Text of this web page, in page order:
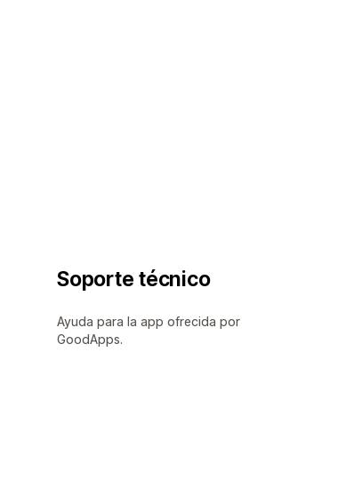
Soporte técnico
Ayuda para la app ofrecida por
GoodApps.